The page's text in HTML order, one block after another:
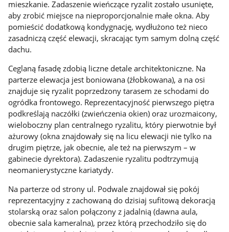
mieszkanie. Zadaszenie wieńczące ryzalit zostało usunięte,
aby zrobić miejsce na nieproporcjonalnie małe okna. Aby
pomieścić dodatkową kondygnację, wydłużono też nieco
zasadniczą część elewacji, skracając tym samym dolną część
dachu.
Ceglaną fasadę zdobią liczne detale architektoniczne. Na
parterze elewacja jest boniowana (żłobkowana), a na osi
znajduje się ryzalit poprzedzony tarasem ze schodami do
ogródka frontowego. Reprezentacyjność pierwszego piętra
podkreślają naczółki (zwieńczenia okien) oraz urozmaicony,
wieloboczny plan centralnego ryzalitu, który pierwotnie był
ażurowy (okna znajdowały się na licu elewacji nie tylko na
drugim piętrze, jak obecnie, ale też na pierwszym – w
gabinecie dyrektora). Zadaszenie ryzalitu podtrzymują
neomanierystyczne kariatydy.
Na parterze od strony ul. Podwale znajdował się pokój
reprezentacyjny z zachowaną do dzisiaj sufitową dekoracją
stolarską oraz salon połączony z jadalnią (dawna aula,
obecnie sala kameralna), przez którą przechodziło się do